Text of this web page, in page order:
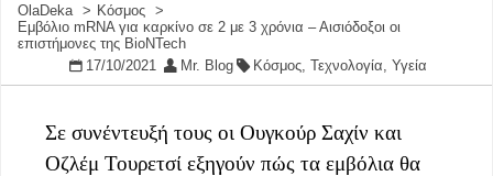
OlaDeka
Κόσμος
Εμβόλιο mRNA για καρκίνο σε 2 με 3 χρόνια – Αισιόδοξοι οι
επιστήμονες της BioNTech
17/10/2021
Mr. Blog Κόσμος, Τεχνολογία Υγεία
Σε συνέντευξή τους οι Ουγκούρ Σαχίν και
Οζλέμ Τουρετσί εξηγούν πώς τα εμβόλια θα